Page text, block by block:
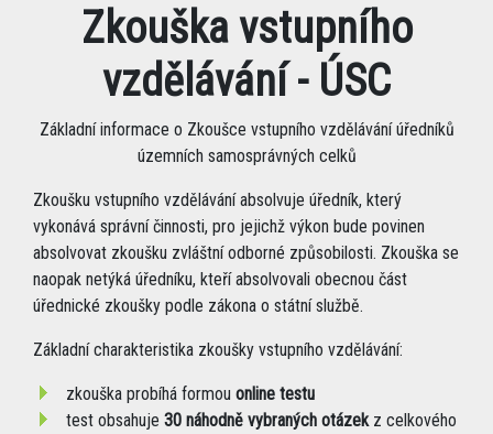
Zkouška vstupního
vzdělávání - ÚSC
Základní informace o Zkoušce vstupního vzdělávání úředníků
územních samosprávných celků
Zkoušku vstupního vzdělávání absolvuje úředník, který
vykonává správní činnosti, pro jejichž výkon bude povinen
absolvovat zkoušku zvláštní odborné způsobilosti. Zkouška se
naopak netýká úředníku, kteří absolvovali obecnou část
úřednické zkoušky podle zákona o státní službě.
Základní charakteristika zkoušky vstupního vzdělávání:
zkouška probíhá formou online testu
test obsahuje 30 náhodně vybraných otázekz celkového